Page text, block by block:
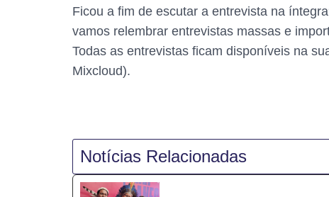
Ficou a fim de escutar a entrevista na
vamos relembrar entrevistas massas e
Todas as entrevistas ficam disponíveis na
Mixcloud).
Notícias Relacionadas